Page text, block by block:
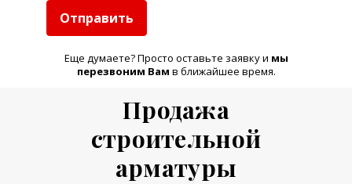
Отправить
Еще думаете? Просто оставьте заявку и мы
перезвоним Вам в ближайшее время.
Продажа
строительной
арматуры